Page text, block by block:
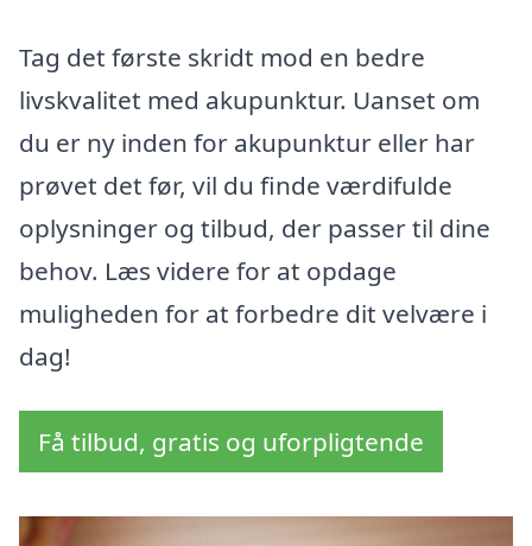
Tag det første skridt mod en bedre
livskvalitet med akupunktur. Uanset om
du er ny inden for akupunktur eller har
prøvet det før, vil du finde værdifulde
oplysninger og tilbud, der passer til dine
behov. Læs videre for at opdage
muligheden for at forbedre dit velvære i
dag!
Få tilbud, gratis og uforpligtende